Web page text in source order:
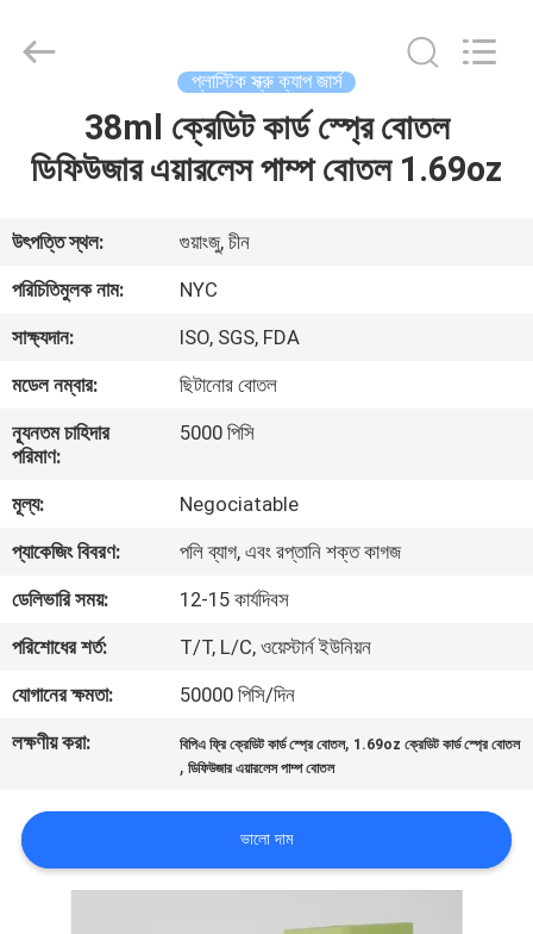
আমাদের
সম্পর্কে
কারখানা
ভ্রমণ
মান
নিয়ন্ত্রণ
যোগাযোগ
করুন
খবর
কেস
Co.,Ltd..
প্লাস্টিক স্ক্রু ক্যাপ জার্স
38ml ক্রেডিট কার্ড স্প্রে বোতল
ডিফিউজার এয়ারলেস পাম্প বোতল 1.69oz
উৎপত্তি স্থল:
গুয়াংজু, চীন
পরিচিতিমুলক নাম:
NYC
সাক্ষ্যদান:
ISO, SGS, FDA
মডেল নম্বার:
ছিটানোর বোতল
ন্যূনতম চাহিদার
পরিমাণ:
5000 পিসি
মূল্য:
Negociatable
প্যাকেজিং বিবরণ:
পলি ব্যাগ, এবং রপ্তানি শক্ত কাগজ
ডেলিভারি সময়:
12-15 কার্যদিবস
পরিশোধের শর্ত:
T/T, L/C, ওয়েস্টার্ন ইউনিয়ন
যোগানের ক্ষমতা:
50000 পিসি/দিন
লক্ষণীয় করা:
বিপিএ ফ্রি ক্রেডিট কার্ড স্প্রে বোতল, 1.69oz ক্রেডিট কার্ড স্প্রে বোতল
,ডিফিউজার এয়ারলেস পাম্প বোতল
ভালো দাম